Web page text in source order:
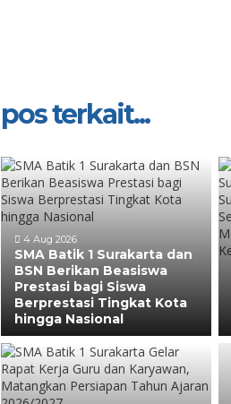
pos terkait...
4 Aug 2026
SMA Batik 1 Surakarta dan
BSN Berikan Beasiswa
Prestasi bagi Siswa
Berprestasi Tingkat Kota
hingga Nasional